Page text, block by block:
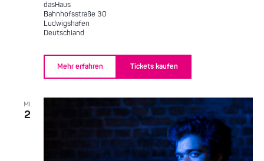
dasHaus
Bahnhofsstraße 30
Ludwigshafen
Deutschland
Mehr erfahren Tickets kaufen
MI.
2